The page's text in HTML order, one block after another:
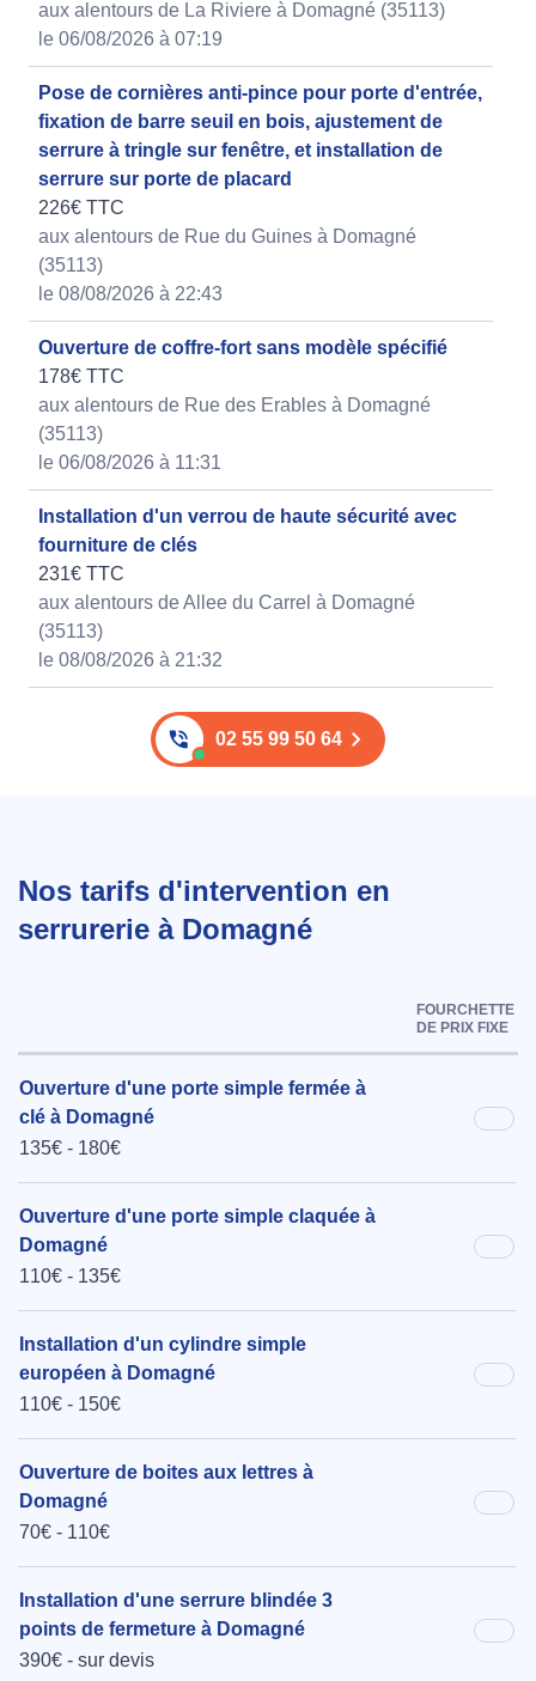
aux alentours de La Riviere à Domagné (35113)
le 06/08/2026 à 07:19
Pose de cornières anti-pince pour porte d'entrée,
fixation de barre seuil en bois, ajustement de
serrure à tringle sur fenêtre, et installation de
serrure sur porte de placard
226€ TTC
aux alentours de Rue du Guines à Domagné
(35113)
le 08/08/2026 à 22:43
Ouverture de coffre-fort sans modèle spécifié
178€ TTC
aux alentours de Rue des Erables à Domagné
(35113)
le 06/08/2026 à 11:31
Installation d'un verrou de haute sécurité avec
fourniture de clés
231€ TTC
aux alentours de Allee du Carrel à Domagné
(35113)
le 08/08/2026 à 21:32
02 55 99 50 64
Nos tarifs d'intervention en
serrurerie à Domagné
FOURCHETTE
DE PRIX FIXE
Ouverture d'une porte simple fermée à
clé à Domagné
135€ - 180€
Ouverture d'une porte simple claquée à
Domagné
110€ - 135€
Installation d'un cylindre simple
européen à Domagné
110€ - 150€
Ouverture de boites aux lettres à
Domagné
70€ - 110€
Installation d'une serrure blindée 3
points de fermeture à Domagné
390€ - sur devis